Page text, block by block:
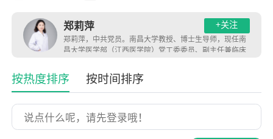
郑莉萍 +关注
郑莉萍，中共党员。南昌大学教授、博士生导师，现任南
昌大学医学部（江西医学院）党工委委员、副主任兼临床
教学指导委员会（临床实践教学指导分委员会）委员、教
育部国家级大学生创新创业训练计划专家工作组成员、中
国医学模拟教学联盟常务理事、中国生理学会科普工作委
员会委员等职务。
按热度排序 按时间排序